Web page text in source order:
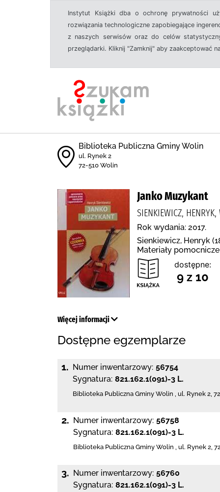
Instytut Książki dba o ochronę prywatności
rozwiązania technologiczne zapobiegające
z naszych serwisów oraz do celów
przeglądarki. Kliknij "Zamknij" aby zaakceptować
Biblioteka Publiczna Gminy Wolin
ul. Rynek 2
72-510 Wolin
Janko Muzykant
SIENKIEWICZ,
Rok wydania: 2017.
Sienkiewicz, Henryk
Materiały pomocnicze
dostępne:
9 z 10
Więcej informacji
Dostępne egzemplarze
1. Numer inwentarzowy: 56754
Sygnatura: 821.162.1(091)-3 L.
Biblioteka Publiczna Gminy Wolin , ul. Rynek 2,
2. Numer inwentarzowy: 56758
Sygnatura: 821.162.1(091)-3 L.
Biblioteka Publiczna Gminy Wolin ul. Rynek 2
3. Numer inwentarzowy: 56760
Sygnatura: 821.162.1(091)-3 L.